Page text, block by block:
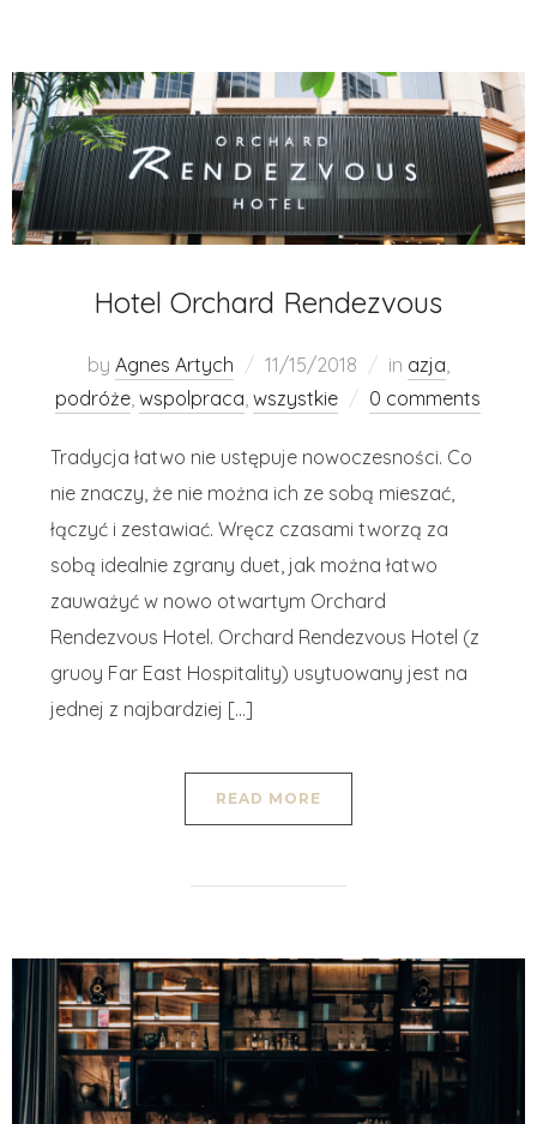
Hotel Orchard Rendezvous
by Agnes Artych 11/15/2018 in azja,
podróże,wspolpraca,wszystkie 0 comments
Tradycja łatwo nie ustępuje nowoczesności. Co
nie znaczy, że nie można ich ze sobą mieszać,
łączyć i zestawiać. Wręcz czasami tworzą za
sobą idealnie zgrany duet, jak można łatwo
zauważyć w nowo otwartym Orchard
Rendezvous Hotel. Orchard Rendezvous Hotel (z
gruoy Far East Hospitality) usytuowany jest na
jednej z najbardziej […]
READ MORE